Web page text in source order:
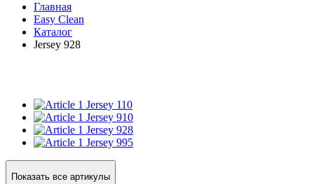
Главная
Easy Clean
Каталог
Jersey 928
Jersey 110
Jersey 910
Jersey 928
Jersey 995
Показать все артикулы